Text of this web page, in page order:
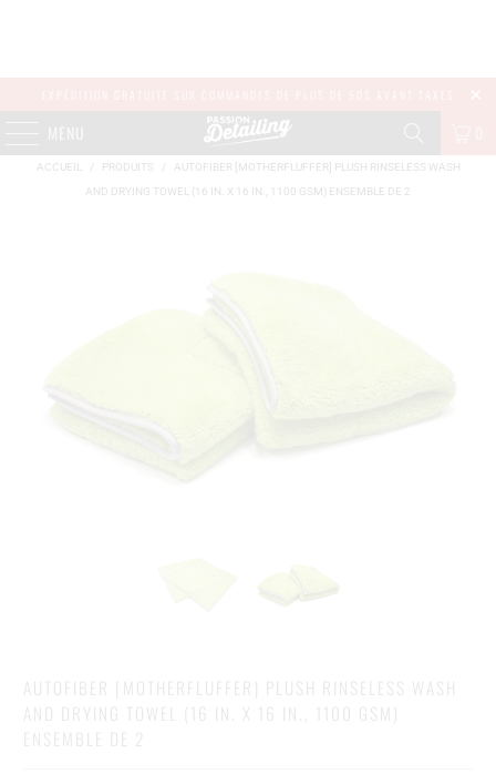
ACCUEIL PRODUITS
AUTOFIBER [MOTHERFLUFFER] PLUSH RINSELESS WASH
AND DRYING TOWEL (16 IN. X 16 IN., 1100 GSM) ENSEMBLE DE 2
AUTOFIBER [MOTHERFLUFFER] PLUSH RINSELESS WASH
AND DRYING TOWEL (16 IN. X 16 IN., 1100 GSM)
ENSEMBLE DE 2